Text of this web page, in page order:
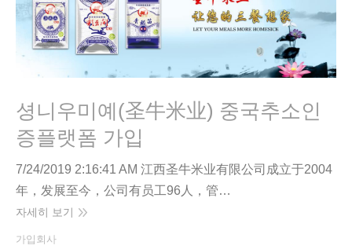
고객센터
中国追溯认证平台
셩니우미예(圣牛米业) 중국추소인
증플랫폼 가입
7/24/2019 2:16:41 AM 江西圣牛米业有限公司成立于2004
年，发展至今，公司有员工96人，管…
자세히 보기
가입회사